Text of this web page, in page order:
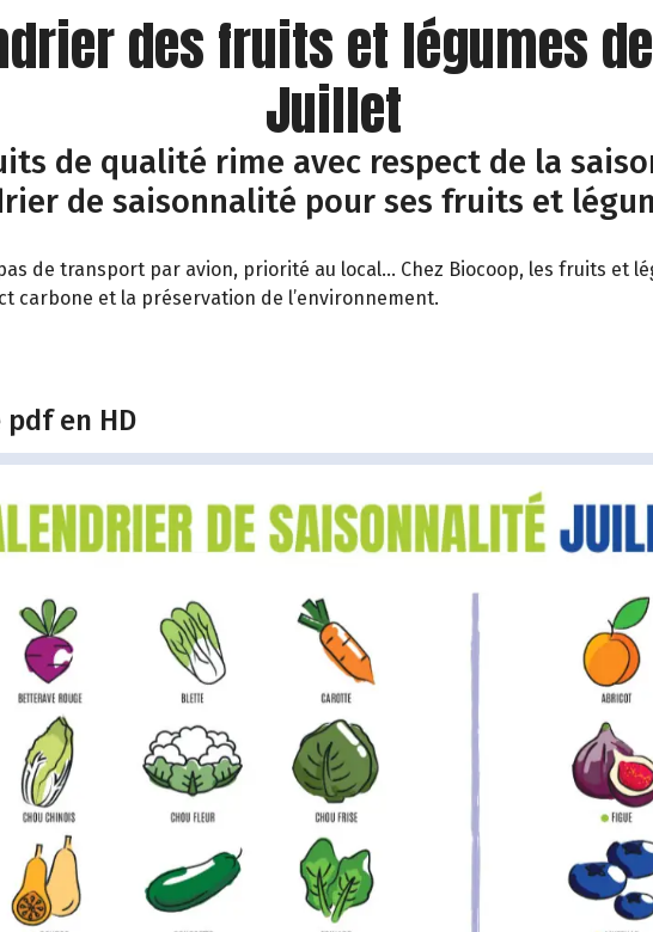
des fruits et légumes
Juillet
de qualité rime avec respect de la
de saisonnalité pour ses fruits et
de transport par avion, priorité au local… Chez Biocoop, les fruits et
carbone et la préservation de l’environnement.
en HD